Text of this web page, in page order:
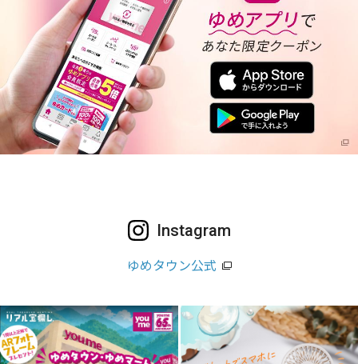
Instagram
ゆめタウン公式